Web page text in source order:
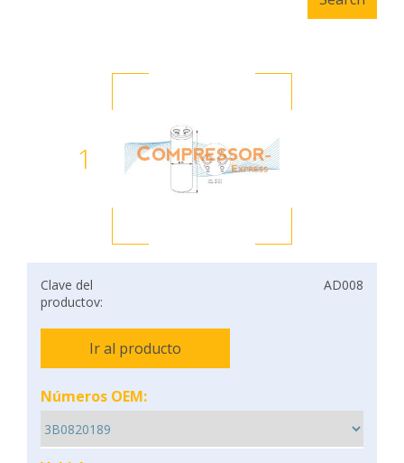
1
Clave del
productov:
AD008
Ir al producto
Números OEM: